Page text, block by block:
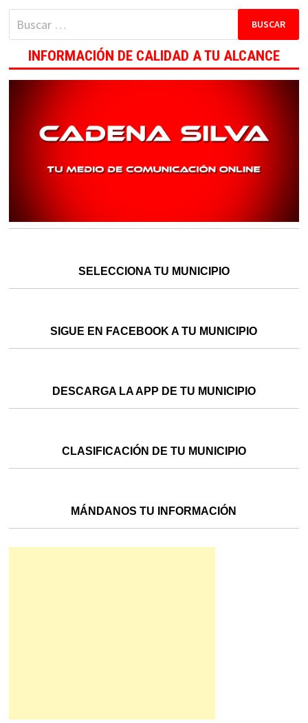
Buscar:
INFORMACIÓN DE CALIDAD A TU ALCANCE
SELECCIONA TU MUNICIPIO
SIGUE EN FACEBOOK A TU MUNICIPIO
DESCARGA LA APP DE TU MUNICIPIO
CLASIFICACIÓN DE TU MUNICIPIO
MÁNDANOS TU INFORMACIÓN